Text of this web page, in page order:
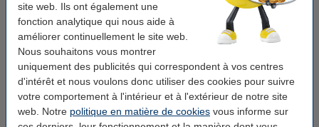
site web. Ils ont également une
fonction analytique qui nous aide à
améliorer continuellement le site web.
Nous souhaitons vous montrer
uniquement des publicités qui correspondent à vos centres
d'intérêt et nous voulons donc utiliser des cookies pour suivre
votre comportement à l'intérieur et à l'extérieur de notre site
web. Notre politique en matière de cookies vous informe sur
Infos supplémentaires: votre ancien appareil
Bon plan : commandez également le toner
Marque 123encre remplace HP 89A (CF289A)
toner - noir
117,50 €